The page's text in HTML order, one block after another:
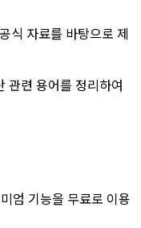
식 자료를 바탕으로 제
관련 용어를 정리하여
엄 기능을 무료로 이용